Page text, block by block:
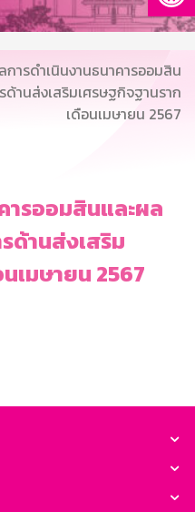
EN
การดำเนินงานธนาคารออมสิน
ด้านส่งเสริมเศรษฐกิจฐานราก
เดือนเมษายน 2567
ารออมสินและผล
ด้านส่งเสริม
เมษายน 2567